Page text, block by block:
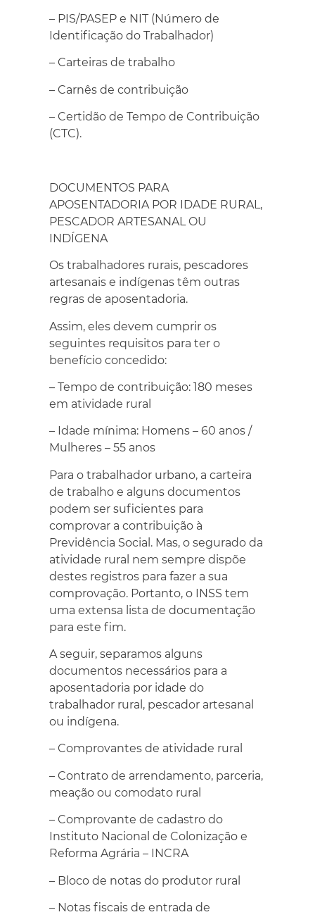
– PIS/PASEP e NIT (Número de
Identificação do Trabalhador)
– Carteiras de trabalho
– Carnês de contribuição
– Certidão de Tempo de Contribuição
(CTC).
DOCUMENTOS PARA
APOSENTADORIA POR IDADE RURAL,
PESCADOR ARTESANAL OU
INDÍGENA
Os trabalhadores rurais, pescadores
artesanais e indígenas têm outras
regras de aposentadoria.
Assim, eles devem cumprir os
seguintes requisitos para ter o
benefício concedido:
– Tempo de contribuição: 180 meses
em atividade rural
– Idade mínima: Homens – 60 anos /
Mulheres – 55 anos
Para o trabalhador urbano, a carteira
de trabalho e alguns documentos
podem ser suficientes para
comprovar a contribuição à
Previdência Social. Mas, o segurado da
atividade rural nem sempre dispõe
destes registros para fazer a sua
comprovação. Portanto, o INSS tem
uma extensa lista de documentação
para este fim.
A seguir, separamos alguns
documentos necessários para a
aposentadoria por idade do
trabalhador rural, pescador artesanal
ou indígena.
– Comprovantes de atividade rural
– Contrato de arrendamento, parceria,
meação ou comodato rural
– Comprovante de cadastro do
Instituto Nacional de Colonização e
Reforma Agrária – INCRA
– Bloco de notas do produtor rural
– Notas fiscais de entrada de